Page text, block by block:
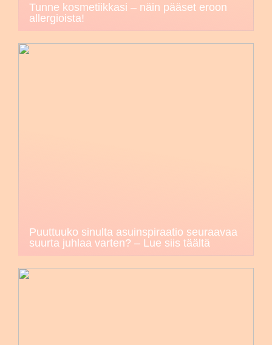
Tunne kosmetiikkasi – näin pääset eroon
allergioista!
Puuttuuko sinulta asuinspiraatio seuraavaa
suurta juhlaa varten? – Lue siis täältä